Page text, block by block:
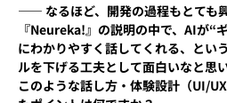
―― なるほど、開発の過程もとても興
『Neureka!』の説明の中で、AIが“
にわかりやすく話してくれる、とい
ルを下げる工夫として面白いなと思
このような話し方・体験設計（UI/